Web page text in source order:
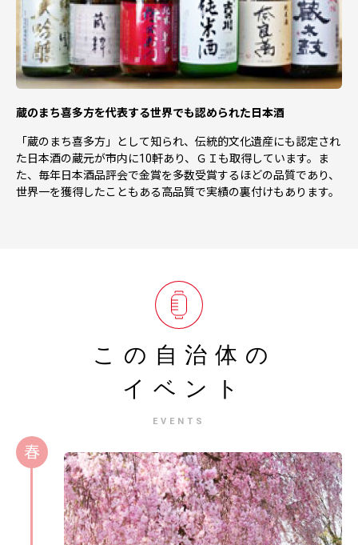
蔵のまち喜多方を代表する世界でも認められた日本酒
「蔵のまち喜多方」として知られ、伝統的文化遺産にも認定され
た日本酒の蔵元が市内に10軒あり、ＧＩも取得しています。ま
た、毎年日本酒品評会で金賞を多数受賞するほどの品質であり、
世界一を獲得したこともある高品質で実績の裏付けもあります。
この自治体の
イベント
EVENTS
春